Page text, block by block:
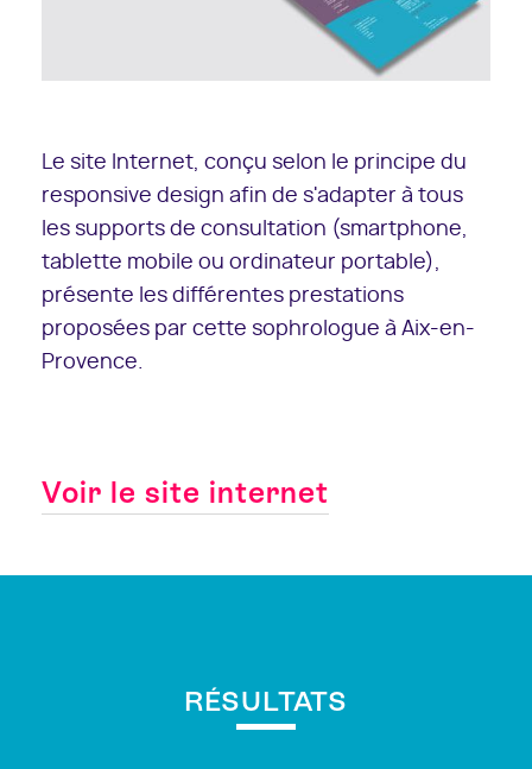
Le site Internet, conçu selon le principe du
responsive design afin de s'adapter à tous
les supports de consultation (smartphone,
tablette mobile ou ordinateur portable),
présente les différentes prestations
proposées par cette sophrologue à Aix-en-
Provence.
Voir le site internet
RÉSULTATS